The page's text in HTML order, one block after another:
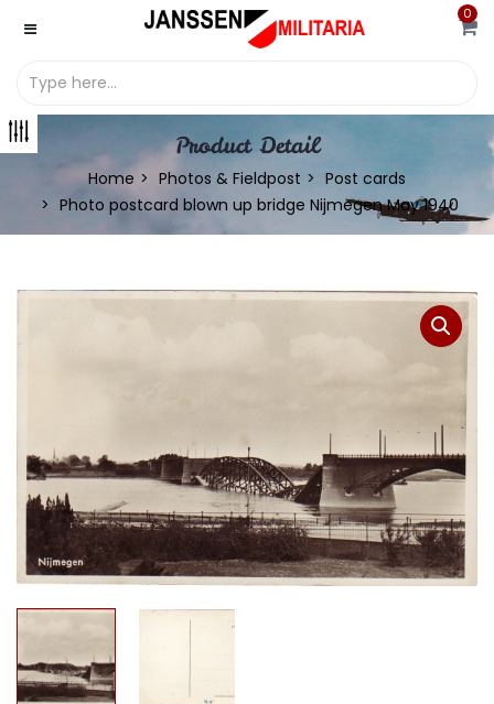
0
Product Detail
Home Photos & Fieldpost
Post cards
Photo postcard blown up bridge Nijmegen May 1940